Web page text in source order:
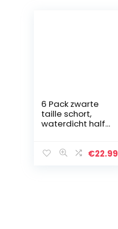
6 Pack zwarte
taille schort,
waterdicht half
schort voor €22.99